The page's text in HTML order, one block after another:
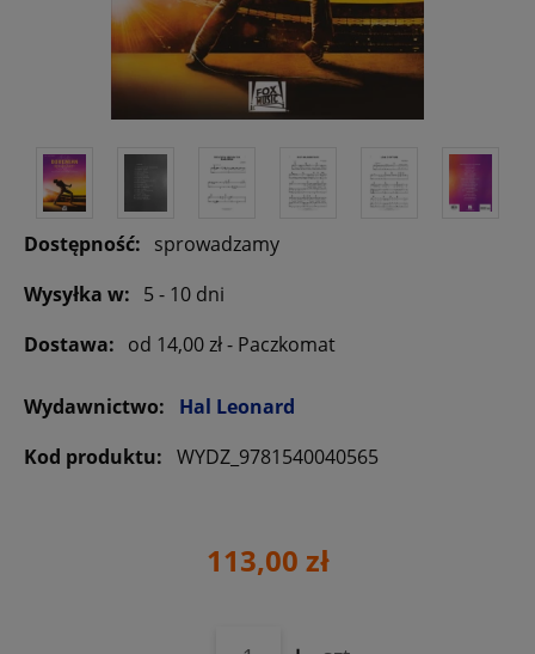
Dostępność: sprowadzamy
Wysyłka w: 5 - 10 dni
Dostawa: od 14,00 zł- Paczkomat
Wydawnictwo:
Hal Leonard
Kod produktu: WYDZ_9781540040565
113,00 zł